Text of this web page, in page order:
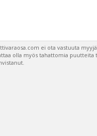
ei ota vastuuta
olla myös tahattomia puutteita